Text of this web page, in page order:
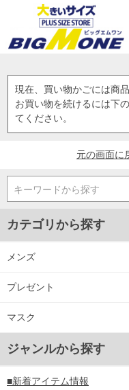
現在、買い物かごには商
お買い物を続けるには下
てください。
元の画面に
キーワードから探す
カテゴリから探す
メンズ
プレゼント
マスク
ジャンルから探す
■新着アイテム情報